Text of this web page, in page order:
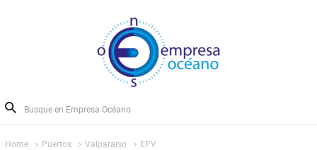
Home Puertos Valparaíso EPV